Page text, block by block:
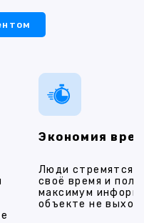
Экономия
Люди стремятся
своё время и
максимум
объекте не